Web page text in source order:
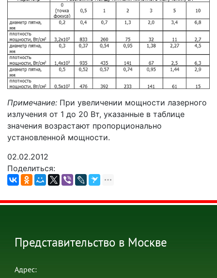
Примечание: При увеличении мощности лазерного
излучения от 1 до 20 Вт, указанные в таблице
значения возрастают пропорционально
установленной мощности.
02.02.2012
Поделиться:
Представительство в Москве
Адрес: